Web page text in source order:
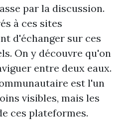
par la discussion.
à ces sites
d'échanger sur ces
On y découvre qu'on
entre deux eaux.
est l'un
visibles, mais les
ces plateformes.